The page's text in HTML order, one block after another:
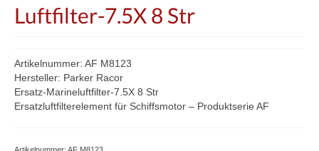
Luftfilter-7.5X 8 Str
Artikelnummer: AF M8123
Hersteller: Parker Racor
Ersatz-Marineluftfilter-7.5X 8 Str
Ersatzluftfilterelement für Schiffsmotor – Produktserie AF